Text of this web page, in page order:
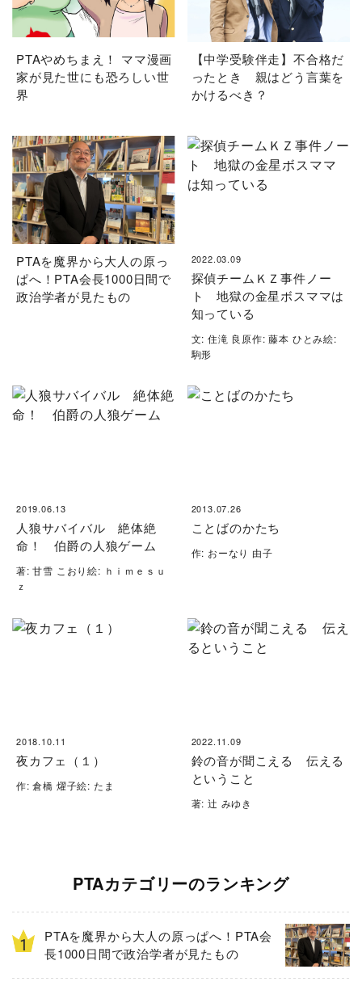
PTAやめちまえ！ ママ漫画
家が見た世にも恐ろしい世
界
【中学受験伴走】不合格だ
ったとき 親はどう言葉を
かけるべき？
PTAを魔界から大人の原っ
ぱへ！PTA会長1000日間で
政治学者が見たもの
2022.03.09
探偵チームＫＺ事件ノー
ト 地獄の金星ボスママは
知っている
文: 住滝 良原作: 藤本 ひとみ絵:
駒形
2019.06.13
人狼サバイバル 絶体絶
命！ 伯爵の人狼ゲーム
著: 甘雪 こおり絵: ｈｉｍｅｓｕ
ｚ
2013.07.26
ことばのかたち
作: おーなり 由子
2018.10.11
夜カフェ（１）
作: 倉橋 燿子絵: たま
2022.11.09
鈴の音が聞こえる 伝える
ということ
著: 辻 みゆき
PTAカテゴリーのランキング
PTAを魔界から大人の原っぱへ！PTA会
長1000日間で政治学者が見たもの